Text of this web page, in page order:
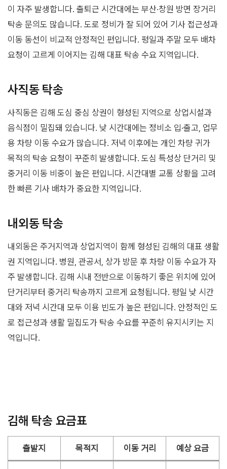
이 자주 발생합니다. 출퇴근 시간대에는 부산·창원 방면 장거리
탁송 문의도 많습니다. 도로 정비가 잘 되어 있어 기사 접근성과
이동 동선이 비교적 안정적인 편입니다. 평일과 주말 모두 배차
요청이 고르게 이어지는 김해 대표 탁송 수요 지역입니다.
사직동 탁송
사직동은 김해 도심 중심 상권이 형성된 지역으로 상업시설과
음식점이 밀집돼 있습니다. 낮 시간대에는 정비소 입·출고, 업무
용 차량 이동 수요가 많습니다. 저녁 이후에는 개인 차량 귀가
목적의 탁송 요청이 꾸준히 발생합니다. 도심 특성상 단거리 및
중거리 이동 비중이 높은 편입니다. 시간대별 교통 상황을 고려
한 빠른 기사 배차가 중요한 지역입니다.
내외동 탁송
내외동은 주거지역과 상업지역이 함께 형성된 김해의 대표 생활
권 지역입니다. 병원, 관공서, 상가 방문 후 차량 이동 수요가 자
주 발생합니다. 김해 시내 전반으로 이동하기 좋은 위치에 있어
단거리부터 중거리 탁송까지 고르게 요청됩니다. 평일 낮 시간
대와 저녁 시간대 모두 이용 빈도가 높은 편입니다. 안정적인 도
로 접근성과 생활 밀집도가 탁송 수요를 꾸준히 유지시키는 지
역입니다.
김해 탁송 요금표
출발지 목적지 이동 거리 예상 요금